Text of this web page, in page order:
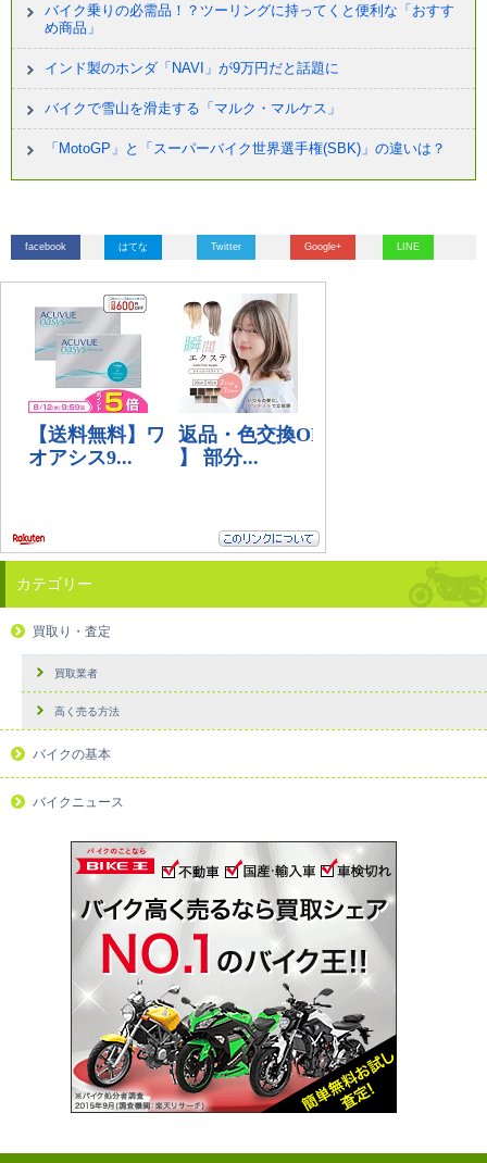
バイク乗りの必需品！？ツーリングに持ってくと便利な「おすす
め商品」
インド製のホンダ「NAVI」が9万円だと話題に
バイクで雪山を滑走する「マルク・マルケス」
「MotoGP」と「スーパーバイク世界選手権(SBK)」の違いは？
facebook はてな Twitter Google+ LINE
カテゴリー
買取り・査定
買取業者
高く売る方法
バイクの基本
バイクニュース